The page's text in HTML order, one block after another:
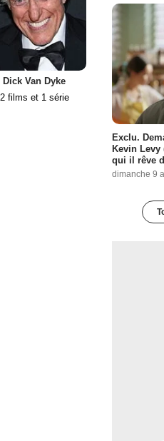
Dick Van Dyke
2 films et 1 série
Brad
3
Exclu.
Kevin
qui il rêve
dimanche 9